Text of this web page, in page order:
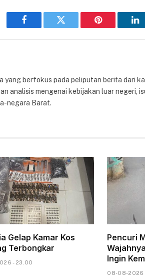
Facebook Twitter Pinterest
yang berfokus pada peliputan berita dari
analisis mengenai kebijakan luar negeri,
negara Barat.
Gelap Kamar Kos
Terbongkar
- 23.00
Pencuri
Ingin
08-08-2026